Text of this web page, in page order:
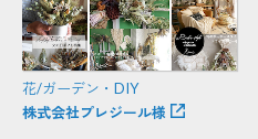
花/ガーデン・DIY
株式会社プレジール様